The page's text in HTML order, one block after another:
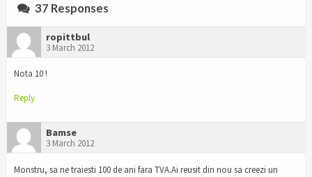
37 Responses
ropittbul
3 March 2012
Nota 10 !
Reply
Bamse
3 March 2012
Monstru, sa ne traiesti 100 de ani fara TVA.Ai reusit din nou sa creezi un